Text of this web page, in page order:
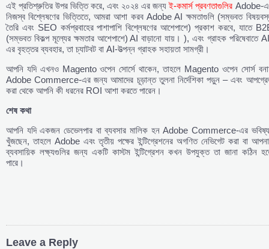
এই প্রতিশ্রুতির উপর ভিত্তি করে, এবং ২০২৪ এর জন্যই-কমার্স প্রবণতাগুলির Adobe-
নিজস্ব বিশ্লেষণের ভিত্তিতে, আমরা আশা করব Adobe AI ক্ষমতাগুলি (সম্ভবত
তৈরি এবং SEO কর্মপ্রবাহের পাশাপাশি বিশ্লেষণের আশেপাশে) প্রকাশ করবে, যাতে
(সম্ভবত বিকল্প মূল্যের ক্ষমতার আশেপাশে) AI বাড়ানো যায়। ), এবং গ্রাহক পরিষেবাতে
এর বৃহত্তর ব্যবহার, তা চ্যাটবট বা AI-উত্পন্ন গ্রাহক সহায়তা সামগ্রী।
আপনি যদি এখনও Magento ওপেন সোর্সে থাকেন, তাহলে Magento ওপেন সোর্স
Adobe Commerce-এর জন্য আমাদের চূড়ান্ত তুলনা নির্দেশিকা পড়ুন – এবং
করা থেকে আপনি কী ধরনের ROI আশা করতে পারেন।
শেষ কথা
আপনি যদি একজন ডেভেলপার বা ব্যবসার মালিক হন Adobe Commerce-এর
খুঁজছেন, তাহলে Adobe এবং তৃতীয় পক্ষের ইন্টিগ্রেশনের অগণিত নেভিগেট করা বা
ব্যবসায়িক লক্ষ্যগুলির জন্য একটি কাস্টম ইন্টিগ্রেশন কখন উপযুক্ত তা জানা কঠিন
পারে।
Leave a Reply